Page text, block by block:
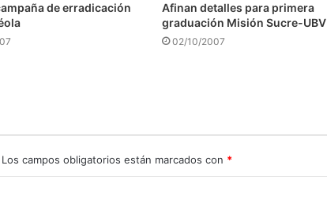
de erradicación
Afinan detalles para primera
graduación Misión Sucre-UBV
02/10/2007
Los campos obligatorios están marcados con *